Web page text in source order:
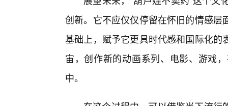
创新。它不应仅仅停留在怀旧的情感
基础上，赋予它更具时代感和国际化
宙，创作新的动画系列、电影、游戏
中。